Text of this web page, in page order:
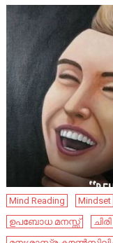
Mind Reading Mindset
ഉപബോധ മനസ്സ്
ചിരി